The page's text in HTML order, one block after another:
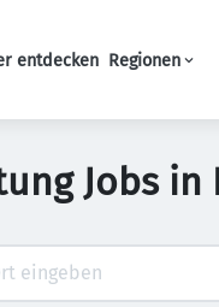
entdecken Regionen
Jobs